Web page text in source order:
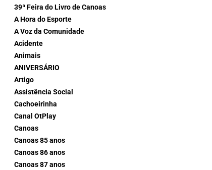
39ª Feira do Livro de Canoas
A Hora do Esporte
A Voz da Comunidade
Acidente
Animais
ANIVERSÁRIO
Artigo
Assistência Social
Cachoeirinha
Canal OtPlay
Canoas
Canoas 85 anos
Canoas 86 anos
Canoas 87 anos